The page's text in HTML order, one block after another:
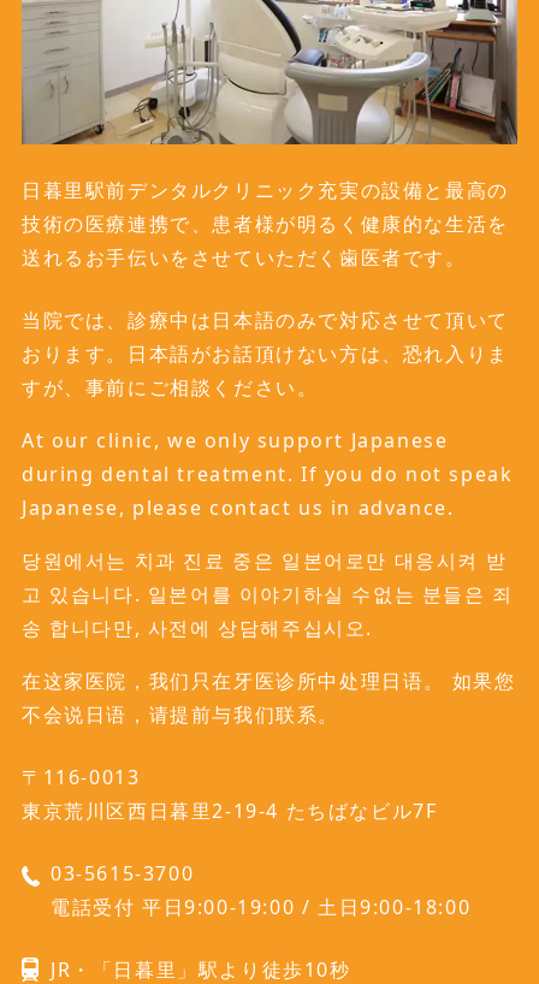
日暮里駅前デンタルクリニック充実の設備と最高の
技術の医療連携で、患者様が明るく健康的な生活を
送れるお手伝いをさせていただく歯医者です。
当院では、診療中は日本語のみで対応させて頂いて
おります。日本語がお話頂けない方は、恐れ入りま
すが、事前にご相談ください。
At our clinic, we only support Japanese
during dental treatment. If you do not speak
Japanese, please contact us in advance.
당원에서는 치과 진료 중은 일본어로만 대응시켜 받
고 있습니다. 일본어를 이야기하실 수없는 분들은 죄
송 합니다만, 사전에 상담해주십시오.
在这家医院，我们只在牙医诊所中处理日语。 如果您
不会说日语，请提前与我们联系。
〒116-0013
東京荒川区西日暮里2-19-4 たちばなビル7F
03-5615-3700
電話受付 平日9:00-19:00 / 土日9:00-18:00
JR・「日暮里」駅より徒歩10秒